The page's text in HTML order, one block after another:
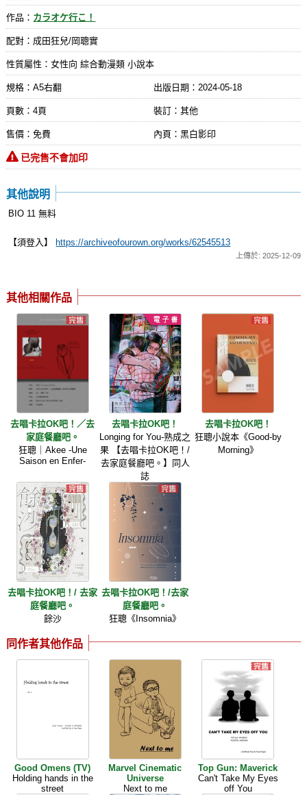
作品： カラオケ行こ！
配對：成田狂兒/岡聰實
性質屬性：女性向 綜合動漫類 小說本
規格：A5右翻 出版日期： 2024-05-18
頁數：4頁 裝訂：其他
售價：免費 內頁：黑白影印
已完售不會加印
其他說明
BIO 11 無料
【須登入】 https://archiveofourown.org/works/62545513
上傳於: 2025-12-09
其他相關作品
去唱卡拉OK吧！／去
家庭餐廳吧。
狂聰｜Akee -Une
Saison en Enfer-
去唱卡拉OK吧！
Longing for You-熟成之
果 【去唱卡拉OK吧！/
去家庭餐廳吧。】同人
誌
去唱卡拉OK吧！
狂聰小說本《Good-by
Morning》
去唱卡拉OK吧！/ 去家
庭餐廳吧。
餘沙
去唱卡拉OK吧！/去家
庭餐廳吧。
狂聰《Insomnia》
同作者其他作品
Good Omens (TV)
Holding hands in the
street
Marvel Cinematic
Universe
Next to me
Top Gun: Maverick
Can't Take My Eyes
off You